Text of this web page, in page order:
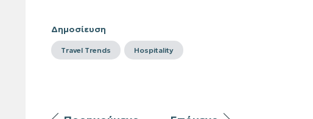
Δημοσίευση
Travel Trends Hospitality